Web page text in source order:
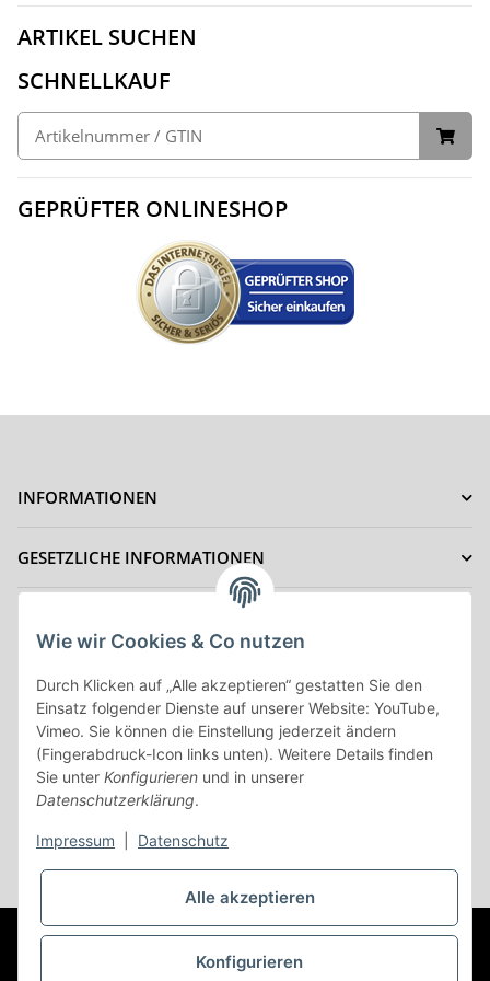
ARTIKEL SUCHEN
SCHNELLKAUF
GEPRÜFTER ONLINESHOP
INFORMATIONEN
GESETZLICHE INFORMATIONEN
ZAHLUNGSMÖGLICHKEITEN
Vertrag Widerrufen
* Alle Preise inkl. gesetzlicher USt., zzgl.
© (c) AC-Sat-CornerBesucherzähler: 44747548 ©Copyright
2003-2026 AC-Sat-Corner
Wie wir Cookies & Co nutzen
Durch Klicken auf „Alle akzeptieren“ gestatten Sie den
Einsatz folgender Dienste auf unserer Website: YouTube,
Vimeo. Sie können die Einstellung jederzeit ändern
(Fingerabdruck-Icon links unten). Weitere Details finden
Sie unter Konfigurieren und in unserer
Datenschutzerklärung.
Impressum Datenschutz
Alle akzeptieren
Konfigurieren